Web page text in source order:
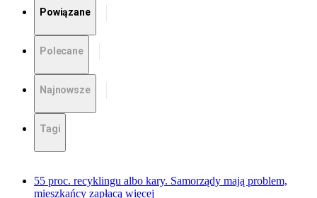
Powiązane
Polecane
Najnowsze
Tagi
55 proc. recyklingu albo kary. Samorządy mają problem,
mieszkańcy zapłacą więcej